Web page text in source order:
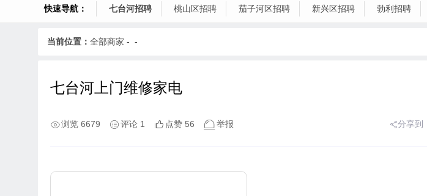
快速导航： 七台河招聘 桃山区招聘 茄子河区招聘 新兴区招聘 勃利招聘
当前位置： 全部商家 - -
七台河上门维修家电
浏览 6679 评论 1 点赞 56 举报 分享到